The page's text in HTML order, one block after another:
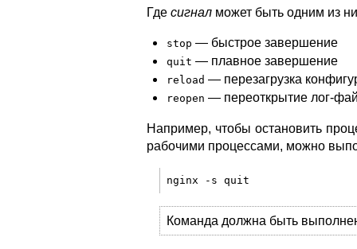
Где сигнал может быть одним из
stop — быстрое завершение
quit — плавное завершение
reload — перезагрузка
reopen — переоткрытие лог-
Например, чтобы остановить
рабочими процессами, можно
Команда должна быть